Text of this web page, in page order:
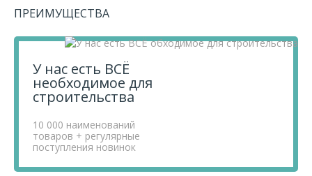
(водорозетка) 1/2"x1/2" вн-вн, перенесите его в
Если у вас остались вопросы, вы можете задать их по
или в онлайн-чате прямо на
сайте.
ПРЕИМУЩЕСТВА
У нас есть ВСЁ
необходимое для
строительства
10 000 наименований
товаров + регулярные
поступления новинок